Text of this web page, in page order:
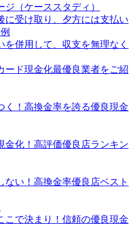
（ケーススタディ）
に受け取り、夕方には支払い
を併用して、収支を無理なく
ード現金化最優良業者をご紹
く！高換金率を誇る優良現金
金化！高評価優良店ランキン
ない！高換金率優良店ベスト
こで決まり！信頼の優良現金